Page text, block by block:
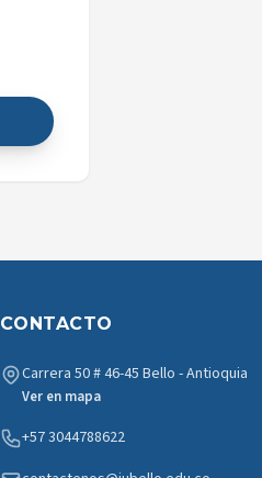
CONTACTO
Carrera 50 # 46-45 Bello - Antioquia
Ver en mapa
+57 3044788622